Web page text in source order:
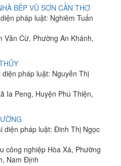
BẾP VŨ SƠN CẦN THƠ
pháp luật: Nghiêm Tuấn
Cừ, Phường An Khánh,
pháp luật: Nguyễn Thị
Ia Peng, Huyện Phú Thiện,
diện pháp luật: Đinh Thị Ngọc
công nghiệp Hòa Xá, Phường
Nam Định